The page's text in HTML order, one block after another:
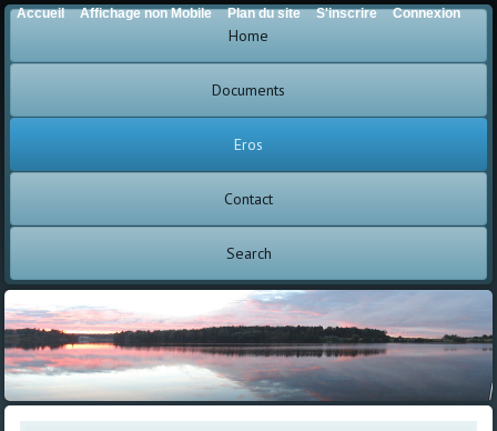
Home
Documents
Eros
Contact
Search
Accueil Affichage non Mobile Plan du site S'inscrire Connexion